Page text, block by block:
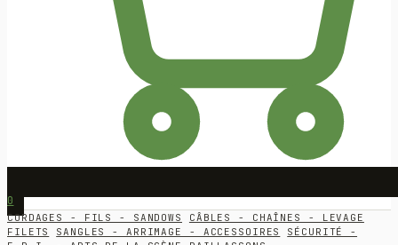
0
CORDAGES - FILS - SANDOWS
CÂBLES - CHAÎNES - LEVAGE
FILETS
SANGLES - ARRIMAGE - ACCESSOIRES
SÉCURITÉ -